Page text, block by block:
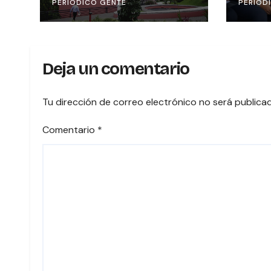
en Línea” para los
notarios del país
PERIODICO GENTE
Deja un comentario
Tu dirección de correo electrónico no será
Comentario *